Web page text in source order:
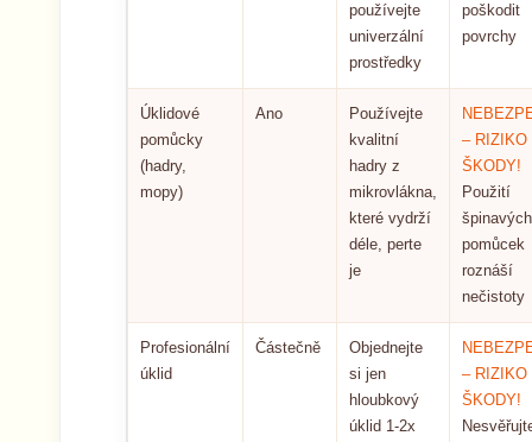
používejte
univerzální
prostředky
poškodit
povrchy
Úklidové
pomůcky
(hadry,
mopy)
Ano
Používejte
kvalitní
hadry z
mikrovlákna,
které vydrží
déle, perte
je
– RIZIKO
ŠKODY!
Použití
špinavých
pomůcek
roznáší
nečistoty
Profesionální
úklid
Částečně
Objednejte
si jen
hloubkový
úklid 1-2x
– RIZIKO
ŠKODY!